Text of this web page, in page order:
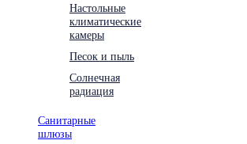
Настольные
климатические
камеры
Песок и пыль
Солнечная
радиация
Санитарные
шлюзы